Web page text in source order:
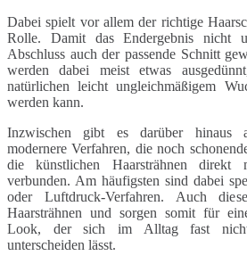
Dabei spielt vor allem der richtige
Rolle. Damit das Endergebnis nicht
Abschluss auch der passende Schnitt
werden dabei meist etwas
natürlichen leicht ungleichmäßigem
werden kann.
Inzwischen gibt es darüber hinaus
modernere Verfahren, die noch
die künstlichen Haarsträhnen
verbunden. Am häufigsten sind dabei
oder Luftdruck-Verfahren. Auch
Haarsträhnen und sorgen somit für
Look, der sich im Alltag fast
unterscheiden lässt.